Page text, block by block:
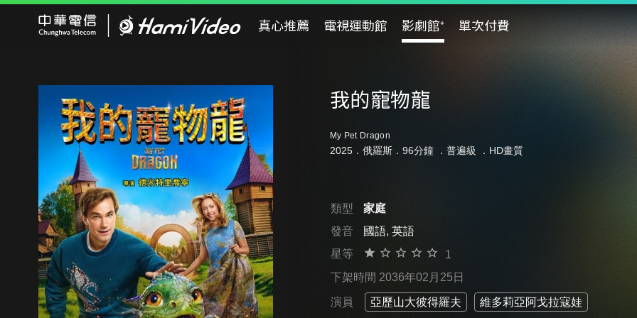
真心推薦 電視運動館 影劇館⁺ 單次付費
我的寵物龍
My Pet Dragon
2025．俄羅斯．96分鐘 ． 普遍級 ．HD畫質
類型
家庭
發音
國語, 英語
星等
1
下架時間 2036年02月25日
演員 亞歷山大彼得羅夫 維多莉亞阿戈拉寇娃